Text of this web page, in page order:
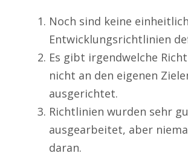
Noch sind keine
Entwicklungsrichtlinien
Es gibt irgendwelche
nicht an den eigenen
ausgerichtet.
Richtlinien wurden sehr
ausgearbeitet, aber
daran.